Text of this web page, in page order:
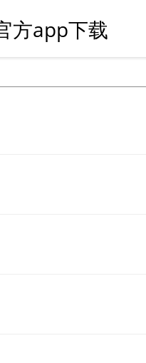
方app下载